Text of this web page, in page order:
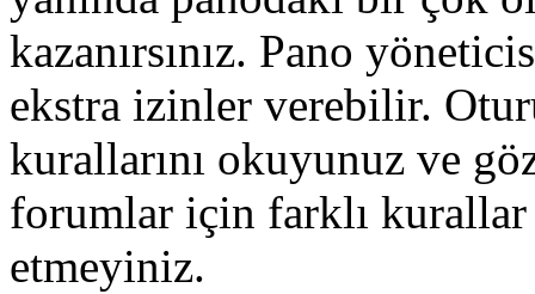
kazanırsınız. Pano
ekstra izinler verebilir.
kurallarını okuyunuz ve
forumlar için farklı kurallar
etmeyiniz.